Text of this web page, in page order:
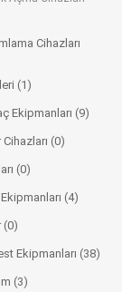
ve
Cihazları
Cihazları
(1)
Ekipmanları (9)
(0)
(0)
(4)
(0)
Ekipmanları (38)
(3)